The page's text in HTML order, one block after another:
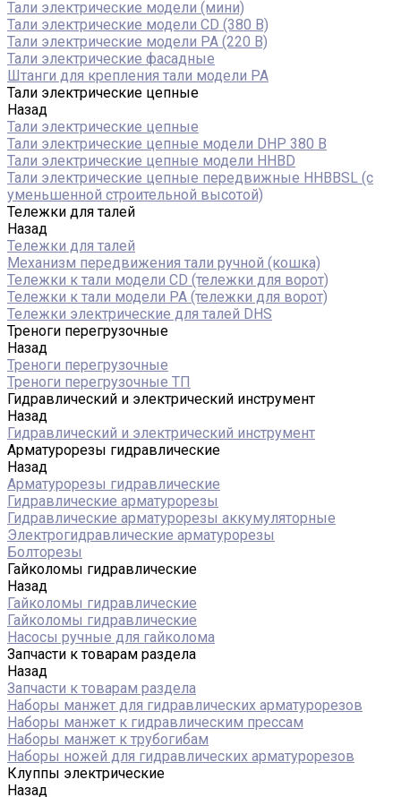
Тали электрические модели (мини)
Тали электрические модели CD (380 В)
Тали электрические модели РА (220 В)
Тали электрические фасадные
Штанги для крепления тали модели РА
Тали электрические цепные
Назад
Тали электрические цепные
Тали электрические цепные модели DHP 380 В
Тали электрические цепные модели HHBD
Тали электрические цепные передвижные HHBBSL (с
уменьшенной строительной высотой)
Тележки для талей
Назад
Тележки для талей
Механизм передвижения тали ручной (кошка)
Тележки к тали модели CD (тележки для ворот)
Тележки к тали модели РА (тележки для ворот)
Тележки электрические для талей DHS
Треноги перегрузочные
Назад
Треноги перегрузочные
Треноги перегрузочные ТП
Гидравлический и электрический инструмент
Назад
Гидравлический и электрический инструмент
Арматурорезы гидравлические
Назад
Арматурорезы гидравлические
Гидравлические арматурорезы
Гидравлические арматурорезы аккумуляторные
Электрогидравлические арматурорезы
Болторезы
Гайколомы гидравлические
Назад
Гайколомы гидравлические
Гайколомы гидравлические
Насосы ручные для гайколома
Запчасти к товарам раздела
Назад
Запчасти к товарам раздела
Наборы манжет для гидравлических арматурорезов
Наборы манжет к гидравлическим прессам
Наборы манжет к трубогибам
Наборы ножей для гидравлических арматурорезов
Клуппы электрические
Назад